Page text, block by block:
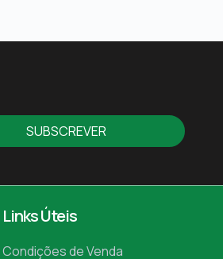
SUBSCREVER
Links Úteis
Condições de Venda